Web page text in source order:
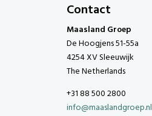
Contact
Maasland Groep
De Hoogjens 51-55a
4254 XV Sleeuwijk
The Netherlands
+31 88 500 2800
info@maaslandgroep.nl